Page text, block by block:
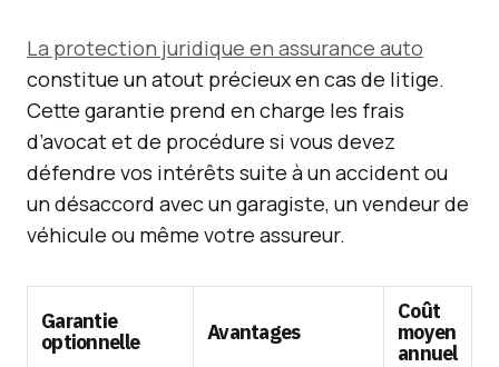
La protection juridique en assurance auto
constitue un atout précieux en cas de litige.
Cette garantie prend en charge les frais
d’avocat et de procédure si vous devez
défendre vos intérêts suite à un accident ou
un désaccord avec un garagiste, un vendeur de
véhicule ou même votre assureur.
Garantie
optionnelle
Avantages
Coût
moyen
annuel